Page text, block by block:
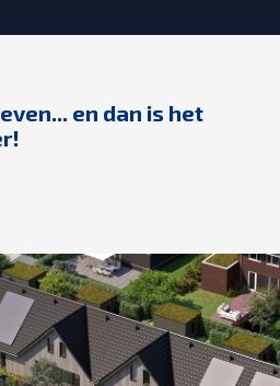
en dan is het